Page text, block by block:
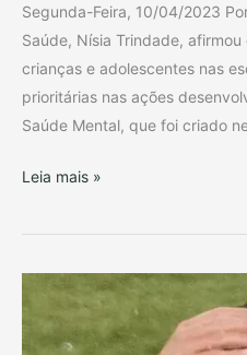
Segunda-Feira, 10/04/2023
Saúde, Nísia Trindade,
crianças e adolescentes nas
prioritárias nas ações
Saúde Mental, que foi criado
e
escolas
Leia mais »
FLAMENGO
VEXAME